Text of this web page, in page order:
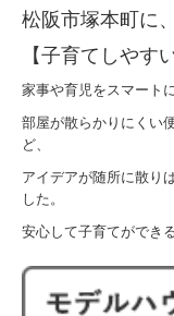
家づくりのすすめ
商品紹介
求人情報
松阪市塚本町に
【子育てしやす
家事や育児をスマートに
部屋が散らかりにくい
ど、
アイデアが随所に散り
した。
安心して子育てができ